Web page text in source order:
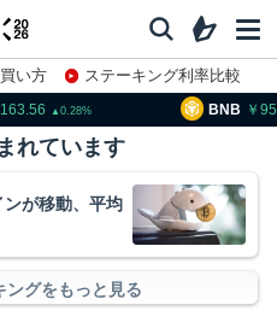
い方
ステーキング利率比較
163.56 0.28 BNB
れています
が移動、平均
ングをもっと見る